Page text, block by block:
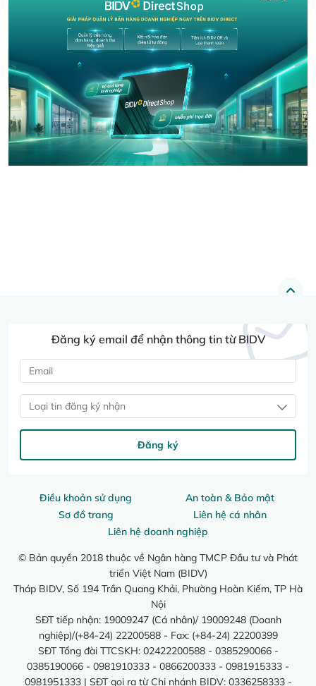
Điều khoản sử dụng
An toàn & Bảo mật
Sơ đồ trang
Liên hệ cá nhân
Liên hệ doanh nghiệp
© Bản quyền 2018 thuộc về Ngân hàng TMCP Đầu tư và Phát
triển Việt Nam (BIDV)
Tháp BIDV, Số 194 Trần Quang Khải, Phường Hoàn Kiếm, TP Hà
Nội
SĐT tiếp nhận: 19009247 (Cá nhân)/ 19009248 (Doanh
nghiệp)/(+84-24) 22200588 - Fax: (+84-24) 22200399
SĐT Tổng đài TTCSKH: 02422200588 - 0385290066 -
0385190066 - 0981910333 - 0866200333 - 0981915333 -
0981951333 | SĐT gọi ra từ Chi nhánh BIDV: 0336258333 -
Đăng ký email để nhận thông tin từ BIDV
Loại tin đăng ký nhận
Đăng ký